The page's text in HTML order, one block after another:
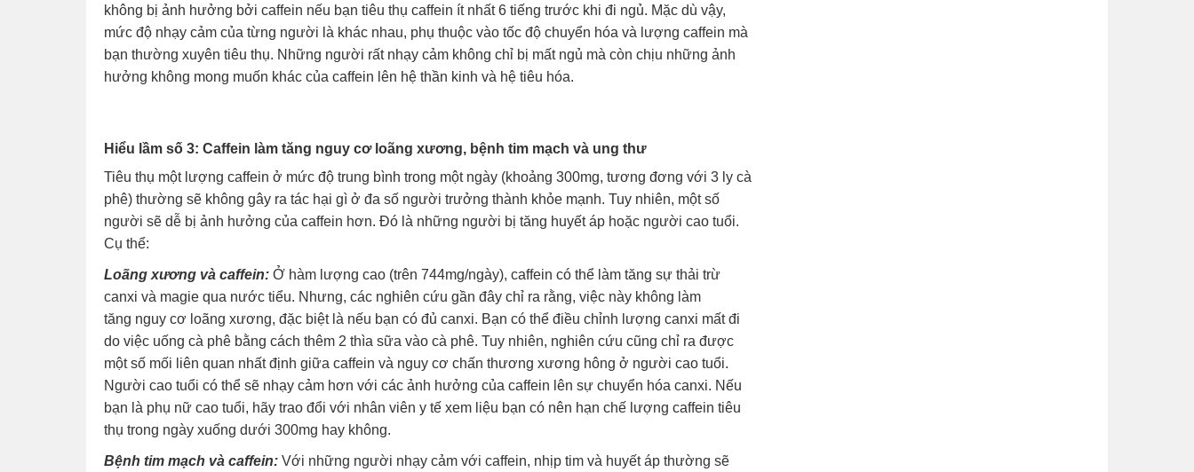
không bị ảnh hưởng bởi caffein nếu bạn tiêu thụ caffein ít nhất 6 tiếng trước khi đi ngủ. Mặc dù vậy,
mức độ nhạy cảm của từng người là khác nhau, phụ thuộc vào tốc độ chuyển hóa và lượng caffein mà
bạn thường xuyên tiêu thụ. Những người rất nhạy cảm không chỉ bị mất ngủ mà còn chịu những ảnh
hưởng không mong muốn khác của caffein lên hệ thần kinh và hệ tiêu hóa.
Hiểu lầm số 3: Caffein làm tăng nguy cơ loãng xương, bệnh tim mạch và ung thư
Tiêu thụ một lượng caffein ở mức độ trung bình trong một ngày (khoảng 300mg, tương đơng với 3 ly cà
phê) thường sẽ không gây ra tác hại gì ở đa số người trưởng thành khỏe mạnh. Tuy nhiên, một số
người sẽ dễ bị ảnh hưởng của caffein hơn. Đó là những người bị tăng huyết áp hoặc người cao tuổi.
Cụ thể:
Loãng xương và caffein: Ở hàm lượng cao (trên 744mg/ngày), caffein có thể làm tăng sự thải trừ
canxi và magie qua nước tiểu. Nhưng, các nghiên cứu gần đây chỉ ra rằng, việc này không làm
tăng nguy cơ loãng xương, đặc biệt là nếu bạn có đủ canxi. Bạn có thể điều chỉnh lượng canxi mất đi
do việc uống cà phê bằng cách thêm 2 thìa sữa vào cà phê. Tuy nhiên, nghiên cứu cũng chỉ ra được
một số mối liên quan nhất định giữa caffein và nguy cơ chấn thương xương hông ở người cao tuổi.
Người cao tuổi có thể sẽ nhạy cảm hơn với các ảnh hưởng của caffein lên sự chuyển hóa canxi. Nếu
bạn là phụ nữ cao tuổi, hãy trao đổi với nhân viên y tế xem liệu bạn có nên hạn chế lượng caffein tiêu
thụ trong ngày xuống dưới 300mg hay không.
Bệnh tim mạch và caffein: Với những người nhạy cảm với caffein, nhịp tim và huyết áp thường sẽ